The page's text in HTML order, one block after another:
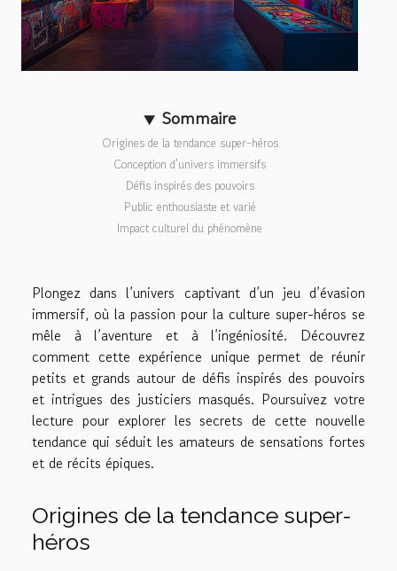
Sommaire
Origines de la tendance super-héros
Conception d’univers immersifs
Défis inspirés des pouvoirs
Public enthousiaste et varié
Impact culturel du phénomène
Plongez dans l’univers captivant d’un jeu d’évasion
immersif, où la passion pour la culture super-héros se
mêle à l’aventure et à l’ingéniosité. Découvrez
comment cette expérience unique permet de réunir
petits et grands autour de défis inspirés des pouvoirs
et intrigues des justiciers masqués. Poursuivez votre
lecture pour explorer les secrets de cette nouvelle
tendance qui séduit les amateurs de sensations fortes
et de récits épiques.
Origines de la tendance super-
héros